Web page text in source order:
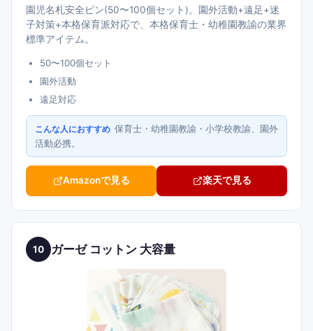
園児名札安全ピン(50〜100個セット)。園外活動+遠足+迷
子対策+本格保育派対応で、本格保育士・幼稚園教諭の業界
標準アイテム。
50〜100個セット
園外活動
遠足対応
こんな人におすすめ 保育士・幼稚園教諭・小学校教諭、園外
活動必携。
Amazonで見る 楽天で見る
10 ガーゼ コットン 大容量